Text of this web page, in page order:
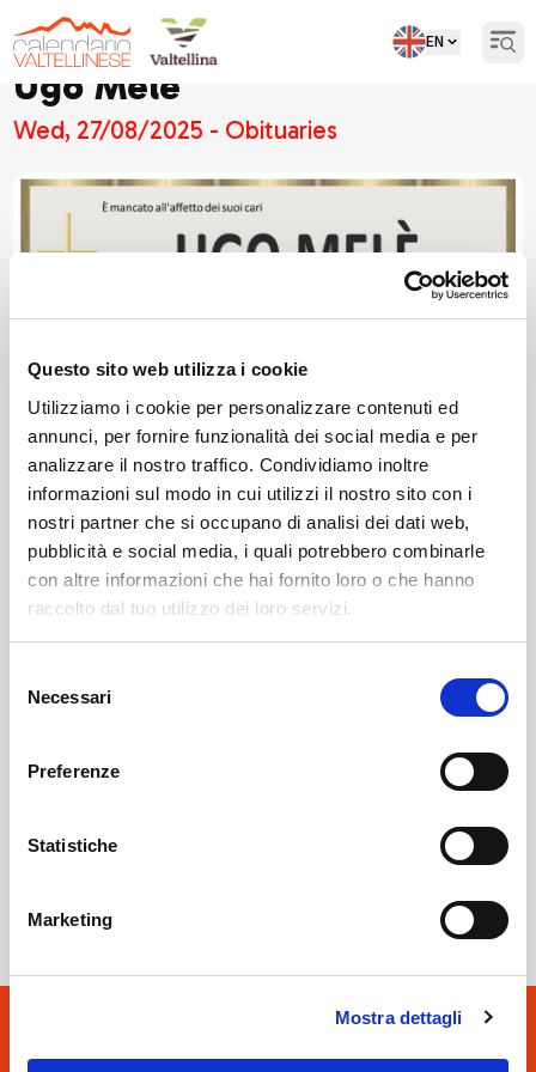
Questo sito web utilizza i cookie
Utilizziamo i cookie per personalizzare contenuti ed
annunci, per fornire funzionalità dei social media e per
analizzare il nostro traffico. Condividiamo inoltre
informazioni sul modo in cui utilizzi il nostro sito con i
nostri partner che si occupano di analisi dei dati web,
pubblicità e social media, i quali potrebbero combinarle
con altre informazioni che hai fornito loro o che hanno
raccolto dal tuo utilizzo dei loro servizi.
delNecessari
Preferenze
Statistiche
Marketing
Mostra dettagli
EN
Ugo Melè
Wed, 27/08/2025 - Obituaries
Albosaggia SOF Società Onoranze Funebri